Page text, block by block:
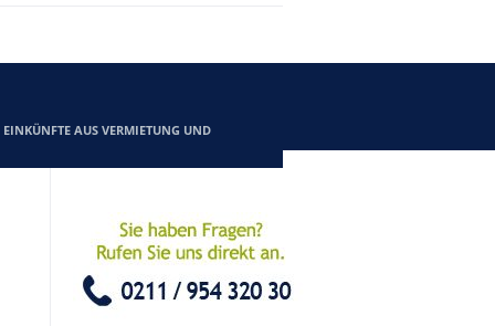
EINKÜNFTE AUS VERMIETUNG UND